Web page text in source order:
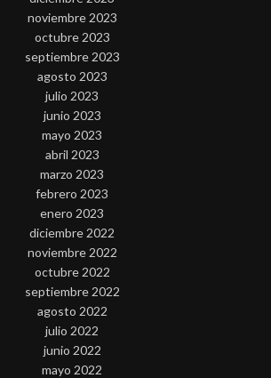
noviembre 2023
octubre 2023
septiembre 2023
agosto 2023
julio 2023
junio 2023
mayo 2023
abril 2023
marzo 2023
febrero 2023
enero 2023
diciembre 2022
noviembre 2022
octubre 2022
septiembre 2022
agosto 2022
julio 2022
junio 2022
mayo 2022